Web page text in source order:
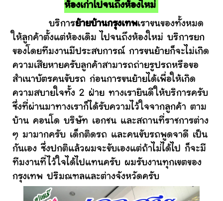
ห้องเก่าไปจนถึงห้องใหม่
บริการย้ายบ้านกรุงเทพเราขนของทั้งหมด
ให้ลูกค้าตั้งแต่ห้องเดิม ไปจนถึงห้องใหม่ บริการยก
ของโดยทีมงานมีประสบการณ์ การขนย้ายก็จะไม่เกิด
ความเสียหายครับลูกค้าสามารถถ่ายรูปรถหรือขอ
สำเนาบัตรคนขับรถ ก่อนการขนย้ายได้เพื่อให้เกิด
ความสบายใจทั้ง 2 ฝ่าย ทางเรายินดีให้บริการครับ
ซึ่งที่ผ่านมาทางเราก็ได้รับความไว้ใจจากลูกค้า ตาม
บ้าน คอนโด บริษัท เอกชน และสถานที่ราชการต่าง
ๆ มามากครับ เด็กติดรถ และคนขับรถพูดจาดี เป็น
กันเอง ซึ่งปกติแล้วผมจะขับเองแต่ถ้าไม่ได้ไป ก็จะมี
ทีมงานที่ไว้ใจได้ไปแทนครับ ผมรับงานทุกเขตของ
กรุงเทพ ปริมณฑลและต่างจังหวัดครับ